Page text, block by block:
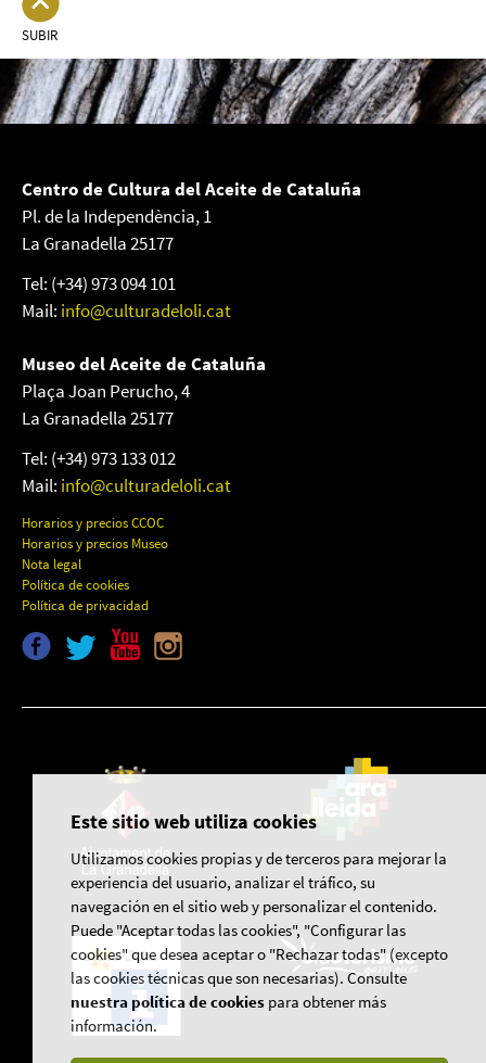
SUBIR
Centro de Cultura del Aceite de Cataluña
Pl. de la Independència, 1
La Granadella 25177
Tel: (+34) 973 094 101
Mail: info@culturadeloli.cat
Museo del Aceite de Cataluña
Plaça Joan Perucho, 4
La Granadella 25177
Tel: (+34) 973 133 012
Mail: info@culturadeloli.cat
Horarios y precios CCOC
Horarios y precios Museo
Nota legal
Política de cookies
Política de privacidad
Este sitio web utiliza cookies
Utilizamos cookies propias y de terceros para mejorar la
experiencia del usuario, analizar el tráfico, su
navegación en el sitio web y personalizar el contenido.
Puede "Aceptar todas las cookies", "Configurar las
cookies" que desea aceptar o "Rechazar todas" (excepto
las cookies técnicas que son necesarias). Consulte
nuestra política de cookies para obtener más
información.